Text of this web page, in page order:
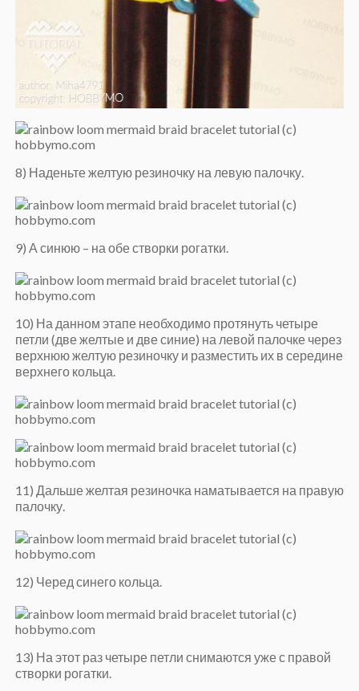
8) Наденьте желтую резиночку на левую палочку.
9) А синюю – на обе створки рогатки.
10) На данном этапе необходимо протянуть четыре
петли (две желтые и две синие) на левой палочке через
верхнюю желтую резиночку и разместить их в середине
верхнего кольца.
11) Дальше желтая резиночка наматывается на правую
палочку.
12) Черед синего кольца.
13) На этот раз четыре петли снимаются уже с правой
створки рогатки.